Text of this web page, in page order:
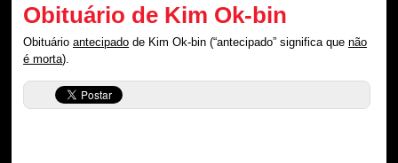
Obituário de Kim Ok-bin
Obituárioantecipado de Kim Ok-bin (“antecipado” significa quenão
é morta).